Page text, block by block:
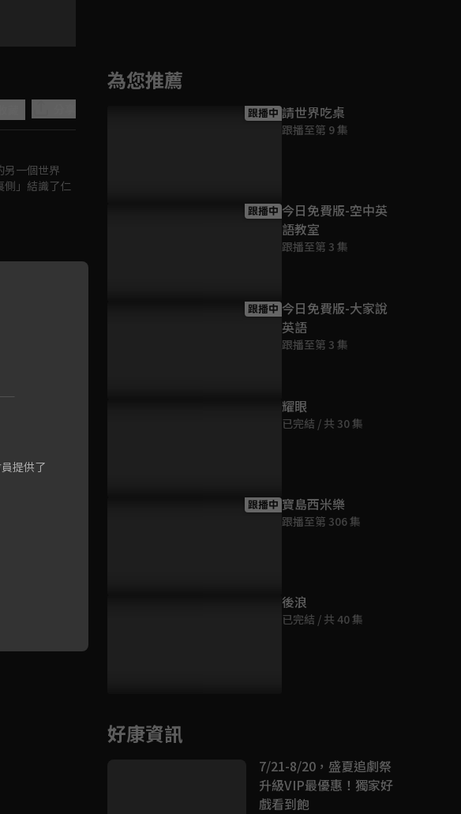
另一個世界
側」結識了仁
為您推薦
跟播中 請世界吃桌
跟播至第 9 集
跟播中 今日免費版-空中英
語教室
跟播至第 3 集
跟播中 今日免費版-大家說
英語
跟播至第 3 集
耀眼
已完結 / 共 30 集
跟播中 寶島西米樂
跟播至第 306 集
後浪
已完結 / 共 40 集
好康資訊
7/21-8/20，盛夏追劇祭
升級VIP最優惠！獨家好
戲看到飽
提供了